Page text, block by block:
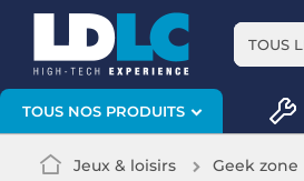
TOUS
TOUS NOS PRODUITS
Jeux & loisirs Geek zone